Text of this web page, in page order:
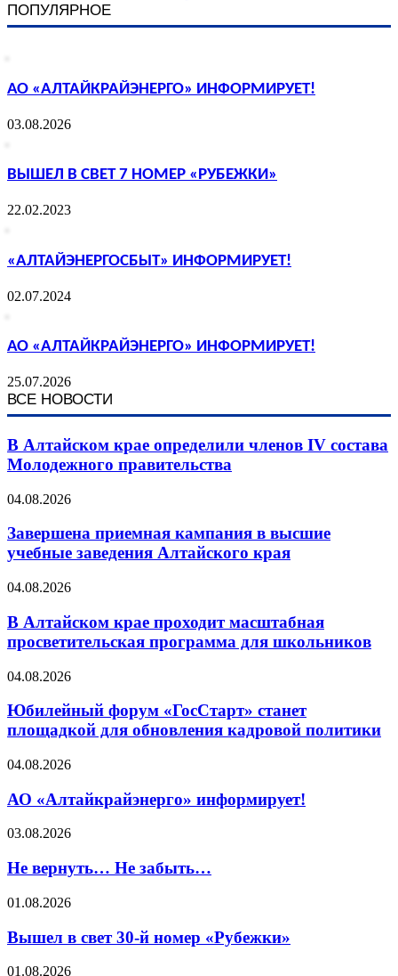
ПОПУЛЯРНОЕ
АО «АЛТАЙКРАЙЭНЕРГО» ИНФОРМИРУЕТ!
03.08.2026
ВЫШЕЛ В СВЕТ 7 НОМЕР «РУБЕЖКИ»
22.02.2023
«АЛТАЙЭНЕРГОСБЫТ» ИНФОРМИРУЕТ!
02.07.2024
АО «АЛТАЙКРАЙЭНЕРГО» ИНФОРМИРУЕТ!
25.07.2026
ВСЕ НОВОСТИ
В Алтайском крае определили членов IV состава
Молодежного правительства
04.08.2026
Завершена приемная кампания в высшие
учебные заведения Алтайского края
04.08.2026
В Алтайском крае проходит масштабная
просветительская программа для школьников
04.08.2026
Юбилейный форум «ГосСтарт» станет
площадкой для обновления кадровой политики
04.08.2026
АО «Алтайкрайэнерго» информирует!
03.08.2026
Не вернуть… Не забыть…
01.08.2026
Вышел в свет 30-й номер «Рубежки»
01.08.2026